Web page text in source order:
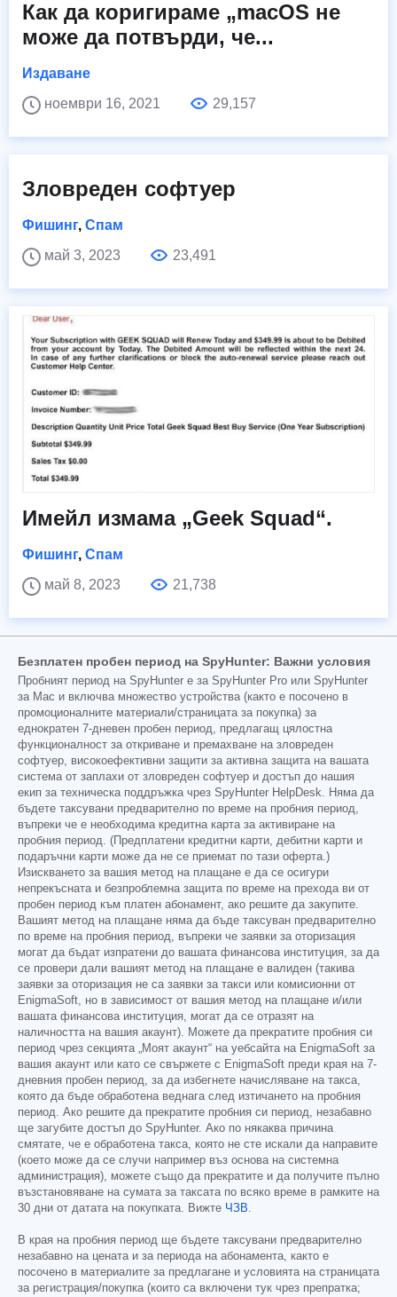
Как да коригираме „macOS не
може да потвърди, че...
Издаване
ноември 16, 2021
29,157
Зловреден софтуер
Фишинг, Спам
май 3, 2023
23,491
Имейл измама „Geek Squad“.
Фишинг, Спам
май 8, 2023
21,738
Безплатен пробен период на SpyHunter: Важни условия
Пробният период на SpyHunter е за SpyHunter Pro или SpyHunter
за Mac и включва множество устройства (както е посочено в
промоционалните материали/страницата за покупка) за
еднократен 7-дневен пробен период, предлагащ цялостна
функционалност за откриване и премахване на зловреден
софтуер, високоефективни защити за активна защита на вашата
система от заплахи от зловреден софтуер и достъп до нашия
екип за техническа поддръжка чрез SpyHunter HelpDesk. Няма да
бъдете таксувани предварително по време на пробния период,
въпреки че е необходима кредитна карта за активиране на
пробния период. (Предплатени кредитни карти, дебитни карти и
подаръчни карти може да не се приемат по тази оферта.)
Изискването за вашия метод на плащане е да се осигури
непрекъсната и безпроблемна защита по време на прехода ви от
пробен период към платен абонамент, ако решите да закупите.
Вашият метод на плащане няма да бъде таксуван предварително
по време на пробния период, въпреки че заявки за оторизация
могат да бъдат изпратени до вашата финансова институция, за да
се провери дали вашият метод на плащане е валиден (такива
заявки за оторизация не са заявки за такси или комисионни от
EnigmaSoft, но в зависимост от вашия метод на плащане и/или
вашата финансова институция, могат да се отразят на
наличността на вашия акаунт). Можете да прекратите пробния си
период чрез секцията „Моят акаунт“ на уебсайта на EnigmaSoft за
вашия акаунт или като се свържете с EnigmaSoft преди края на 7-
дневния пробен период, за да избегнете начисляване на такса,
която да бъде обработена веднага след изтичането на пробния
период. Ако решите да прекратите пробния си период, незабавно
ще загубите достъп до SpyHunter. Ако по някаква причина
смятате, че е обработена такса, която не сте искали да направите
(което може да се случи например въз основа на системна
администрация), можете също да прекратите и да получите пълно
възстановяване на сумата за таксата по всяко време в рамките на
30 дни от датата на покупката. Вижте ЧЗВ.
В края на пробния период ще бъдете таксувани предварително
незабавно на цената и за периода на абонамента, както е
посочено в материалите за предлагане и условията на страницата
за регистрация/покупка (които са включени тук чрез препратка;